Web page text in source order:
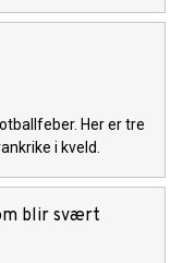
Her er tre
i kveld.
blir svært